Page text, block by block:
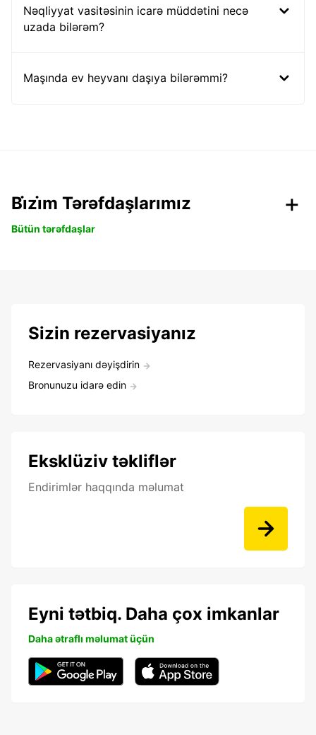
Nəqliyyat vasitəsinin icarə müddətini necə
uzada bilərəm?
Maşında ev heyvanı daşıya bilərəmmi?
Bi̇zi̇m Tərəfdaşlarımız
Bütün tərəfdaşlar
Sizin rezervasiyanız
Rezervasiyanı dəyişdirin
Bronunuzu idarə edin
Eksklüziv təkliflər
Endirimlər haqqında məlumat
Eyni tətbiq. Daha çox imkanlar
Daha ətraflı məlumat üçün